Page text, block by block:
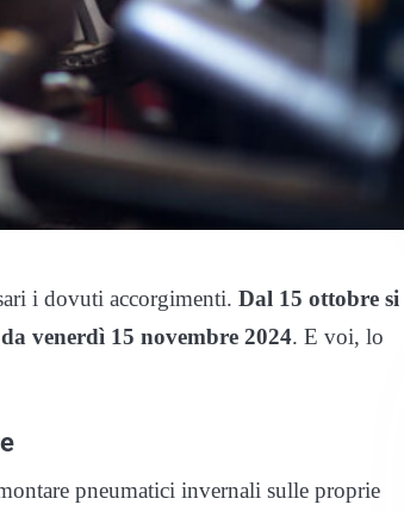
i dovuti accorgimenti. Dal 15 ottobre si
venerdì 15 novembre 2024. E voi, lo
pneumatici invernali sulle proprie